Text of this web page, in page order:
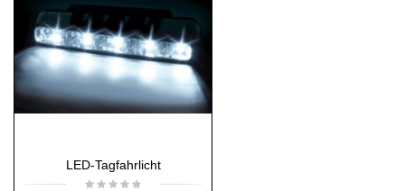
LED-Tagfahrlicht